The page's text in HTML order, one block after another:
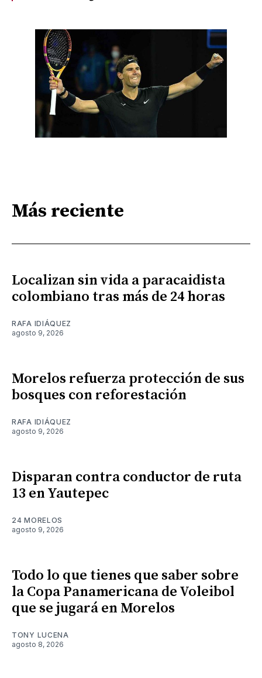
Más reciente
Localizan sin vida a paracaidista
colombiano tras más de 24 horas
RAFA IDIÁQUEZ
agosto 9, 2026
Morelos refuerza protección de sus
bosques con reforestación
RAFA IDIÁQUEZ
agosto 9, 2026
Disparan contra conductor de ruta
13 en Yautepec
24 MORELOS
agosto 9, 2026
Todo lo que tienes que saber sobre
la Copa Panamericana de Voleibol
que se jugará en Morelos
TONY LUCENA
agosto 8, 2026